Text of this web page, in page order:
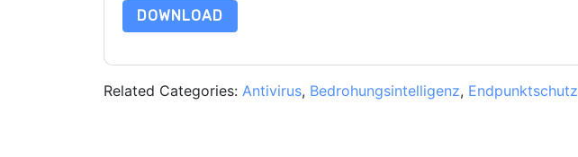
DOWNLOAD
Related Categories: Antivirus, Bedrohungsintelligenz, Endpunktschutz